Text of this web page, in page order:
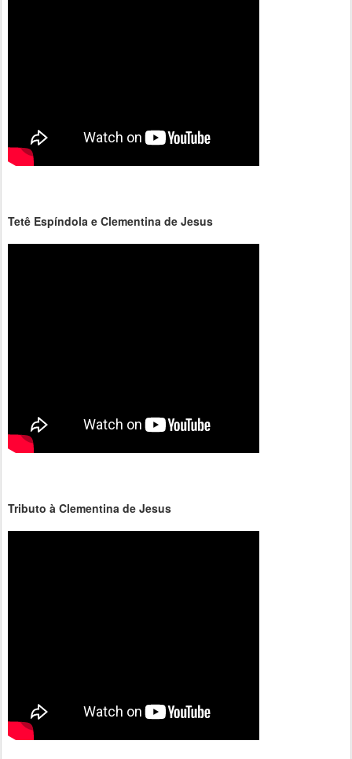
Tetê Espíndola e Clementina de Jesus
Tributo à Clementina de Jesus